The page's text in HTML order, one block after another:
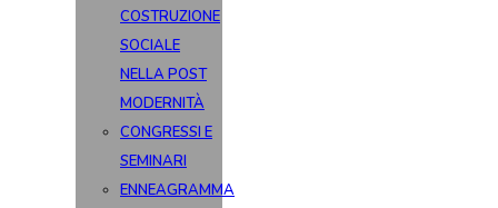
COSTRUZIONE
SOCIALE
NELLA POST
MODERNITÀ
CONGRESSI E
SEMINARI
ENNEAGRAMMA